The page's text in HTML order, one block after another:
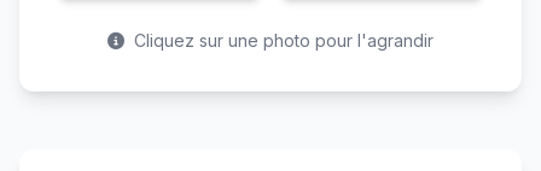
Cliquez sur une photo pour l'agrandir